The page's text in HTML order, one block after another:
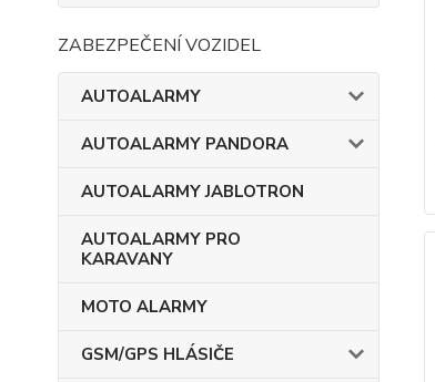
ZABEZPEČENÍ VOZIDEL
AUTOALARMY
AUTOALARMY PANDORA
AUTOALARMY JABLOTRON
AUTOALARMY PRO
KARAVANY
MOTO ALARMY
GSM/GPS HLÁSIČE